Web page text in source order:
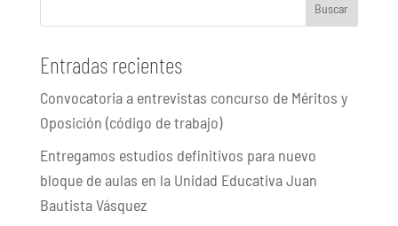
Buscar
Entradas recientes
Convocatoria a entrevistas concurso de Méritos y
Oposición (código de trabajo)
Entregamos estudios definitivos para nuevo
bloque de aulas en la Unidad Educativa Juan
Bautista Vásquez